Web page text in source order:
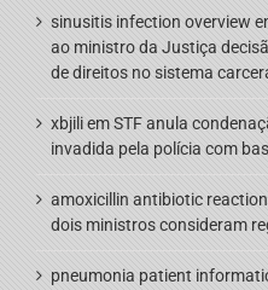
sinusitis infection overview
ao ministro da Justiça
de direitos no sistema
xbjiliemSTF anula
invadida pela polícia com
amoxicillin antibiotic
dois ministros consideram
pneumonia patient